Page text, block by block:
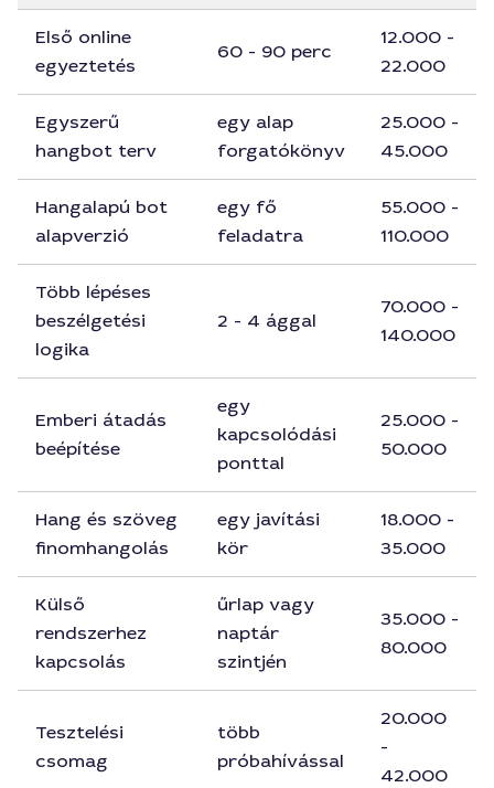
Első online
egyeztetés
60 - 90 perc
12.000 -
22.000
Egyszerű
hangbot terv
egy alap
forgatókönyv
25.000 -
45.000
Hangalapú bot
alapverzió
egy fő
feladatra
55.000 -
110.000
Több lépéses
beszélgetési
logika
2 - 4 ággal
70.000 -
140.000
Emberi átadás
beépítése
egy
kapcsolódási
ponttal
25.000 -
50.000
Hang és szöveg
finomhangolás
egy javítási
kör
18.000 -
35.000
Külső
rendszerhez
kapcsolás
űrlap vagy
naptár
szintjén
35.000 -
80.000
Tesztelési
csomag
több
próbahívással
20.000
-
42.000